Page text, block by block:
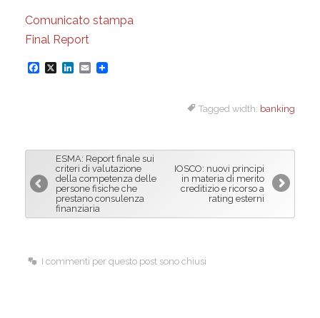
Comunicato stampa
Final Report
F
b
o
X
L
e
d
I
n
E
l
Tagged width: banking
ESMA: Report finale sui
criteri di valutazione
della competenza delle
persone fisiche che
prestano consulenza
finanziaria
IOSCO: nuovi principi
in materia di merito
creditizio e ricorso a
rating esterni
I commenti per questo post sono chiusi